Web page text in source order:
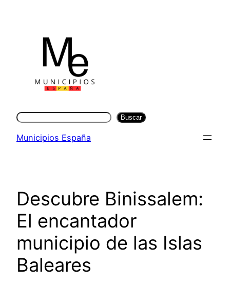
contenido
Buscar Buscar
Municipios España
Descubre Binissalem:
El encantador
municipio de las Islas
Baleares